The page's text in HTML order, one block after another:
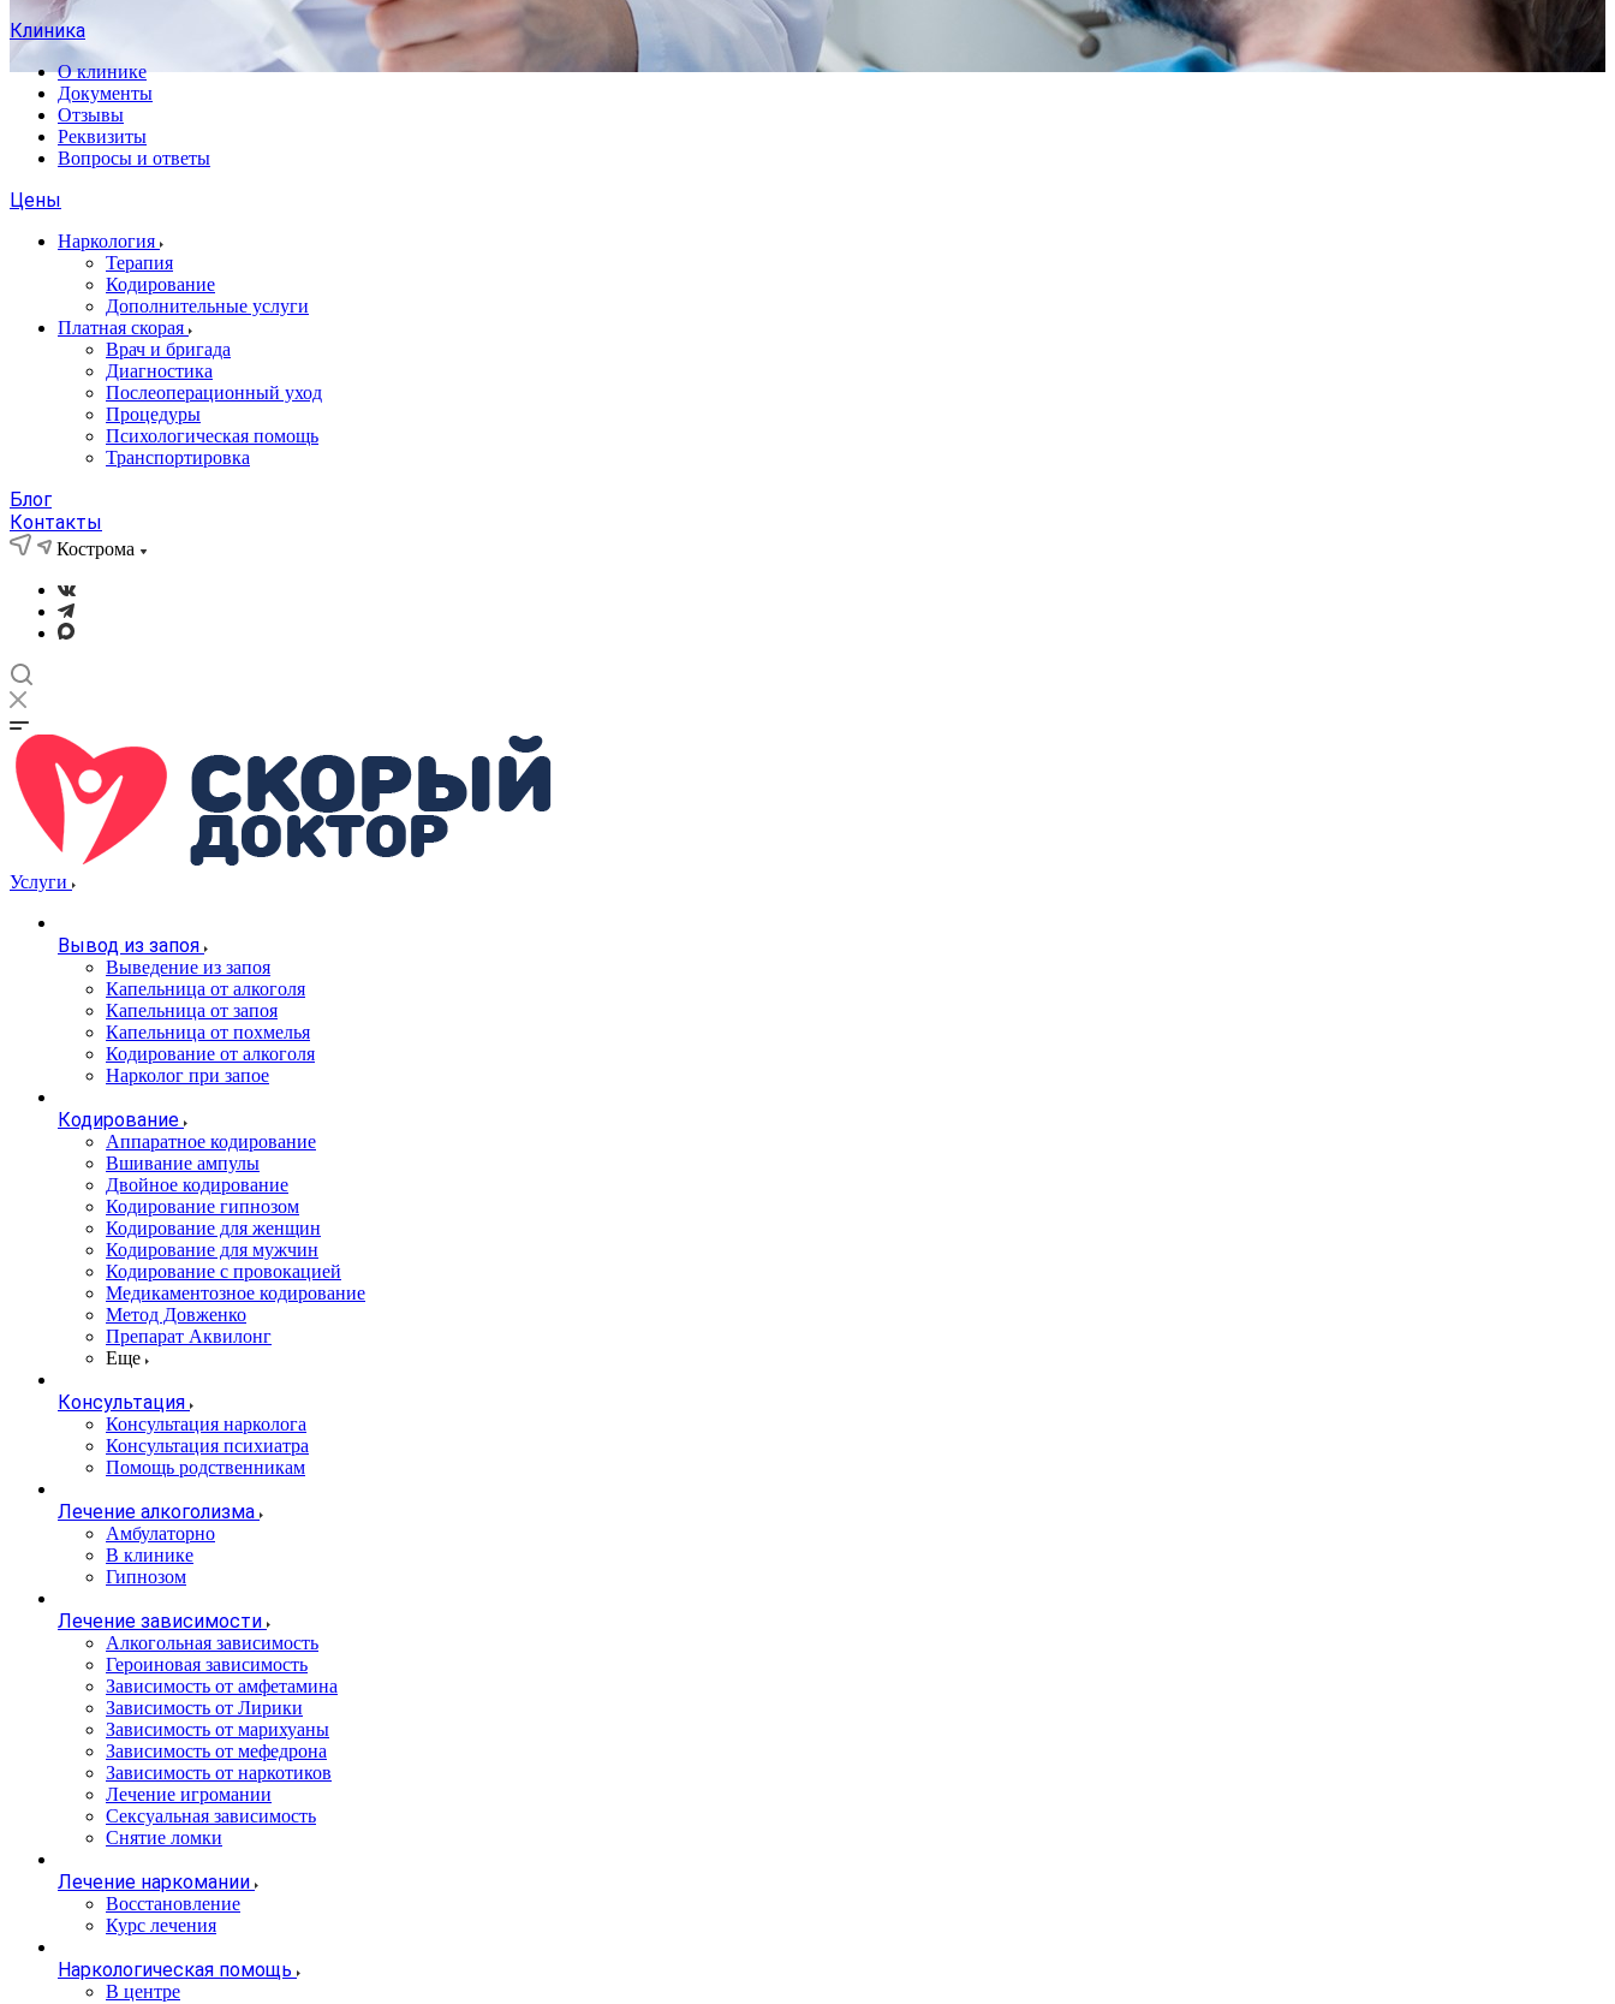
Клиника
О клинике
Документы
Отзывы
Реквизиты
Вопросы и ответы
Цены
Наркология
Терапия
Кодирование
Дополнительные услуги
Платная скорая
Врач и бригада
Диагностика
Послеоперационный уход
Процедуры
Психологическая помощь
Транспортировка
Блог
Контакты
Кострома
Услуги
Вывод из запоя
Выведение из запоя
Капельница от алкоголя
Капельница от запоя
Капельница от похмелья
Кодирование от алкоголя
Нарколог при запое
Кодирование
Аппаратное кодирование
Вшивание ампулы
Двойное кодирование
Кодирование гипнозом
Кодирование для женщин
Кодирование для мужчин
Кодирование с провокацией
Медикаментозное кодирование
Метод Довженко
Препарат Аквилонг
Еще
Консультация
Консультация нарколога
Консультация психиатра
Помощь родственникам
Лечение алкоголизма
Амбулаторно
В клинике
Гипнозом
Лечение зависимости
Алкогольная зависимость
Героиновая зависимость
Зависимость от амфетамина
Зависимость от Лирики
Зависимость от марихуаны
Зависимость от мефедрона
Зависимость от наркотиков
Лечение игромании
Сексуальная зависимость
Снятие ломки
Лечение наркомании
Восстановление
Курс лечения
Наркологическая помощь
В центре